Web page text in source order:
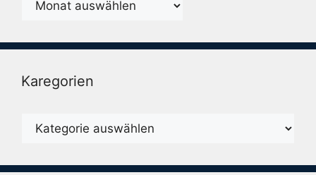
Karegorien
Karegorien